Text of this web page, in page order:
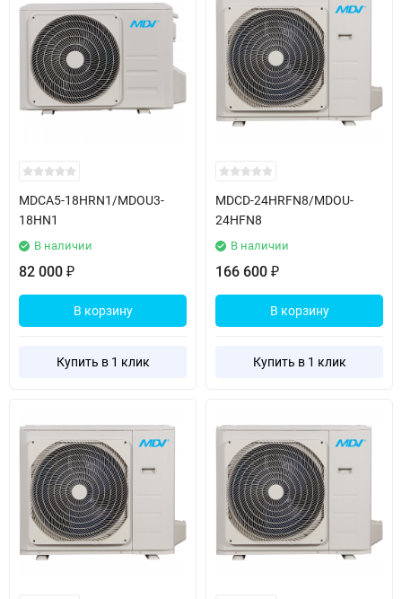
MDCA5-18HRN1/MDOU3-
18HN1
В наличии
82 000 ₽
В корзину
Купить в 1 клик
MDCD-24HRFN8/MDOU-
24HFN8
В наличии
166 600 ₽
В корзину
Купить в 1 клик